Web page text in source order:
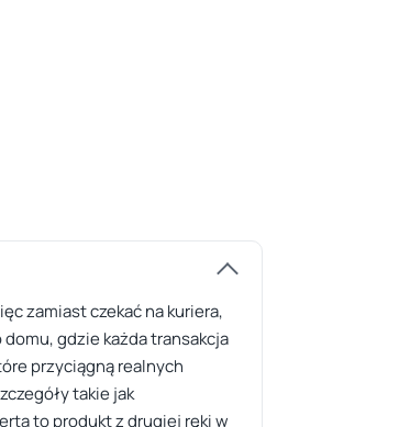
zamiast czekać na kuriera,
gdzie każda transakcja
przyciągną realnych
takie jak
to produkt z drugiej ręki w